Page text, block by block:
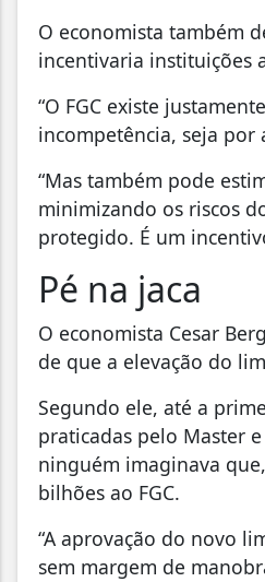
O economista também
incentivaria instituições
“O FGC existe
incompetência, seja por
“Mas também pode
minimizando os riscos
protegido. É um
Pé na jaca
O economista Cesar
de que a elevação do
Segundo ele, até a
praticadas pelo Master
ninguém imaginava
bilhões ao FGC.
“A aprovação do novo
sem margem de